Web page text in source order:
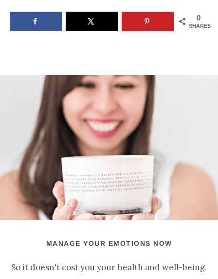
0
SHARES
MANAGE YOUR EMOTIONS NOW
So it doesn't cost you your health and well-being.